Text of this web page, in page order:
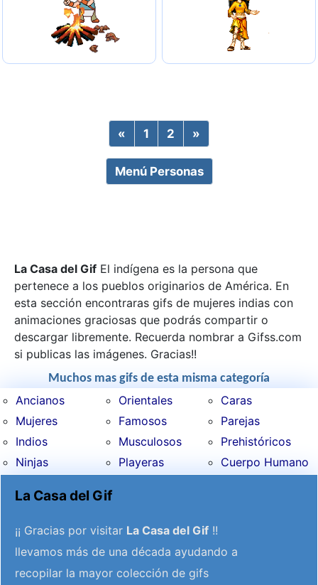
« Previous
1 2 »
Menú Personas
La Casa del Gif El indígena es la persona que
pertenece a los pueblos originarios de América. En
esta sección encontraras gifs de mujeres indias con
animaciones graciosas que podrás compartir o
descargar libremente. Recuerda nombrar a Gifss.com
si publicas las imágenes. Gracias!!
Muchos mas gifs de esta misma categoría
Ancianos
Mujeres
Indios
Ninjas
Orientales
Famosos
Musculosos
Playeras
Caras
Parejas
Prehistóricos
Cuerpo Humano
La Casa del Gif
¡¡ Gracias por visitar La Casa del Gif !!
llevamos más de una década ayudando a
recopilar la mayor colección de gifs